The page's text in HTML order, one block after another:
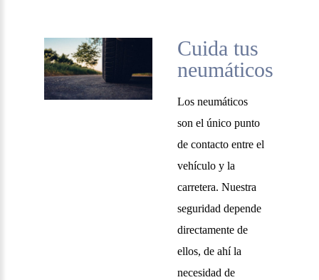
Cuida tus
neumáticos
Los neumáticos
son el único punto
de contacto entre el
vehículo y la
carretera. Nuestra
seguridad depende
directamente de
ellos, de ahí la
necesidad de